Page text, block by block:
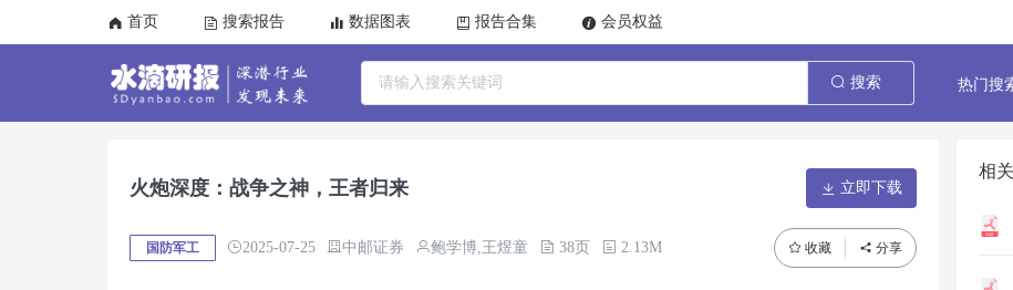
首页 搜索报告 数据图表 报告合集 会员权益
搜索 热门搜
火炮深度：战争之神，王者归来 立即下载
国防军工 2025-07-25 中邮证券 鲍学博,王煜童 38页 2.13M 收藏 分享
相